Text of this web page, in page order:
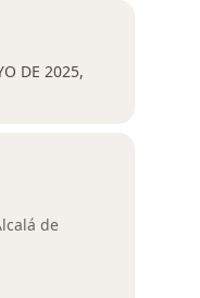
DE 2025,
de